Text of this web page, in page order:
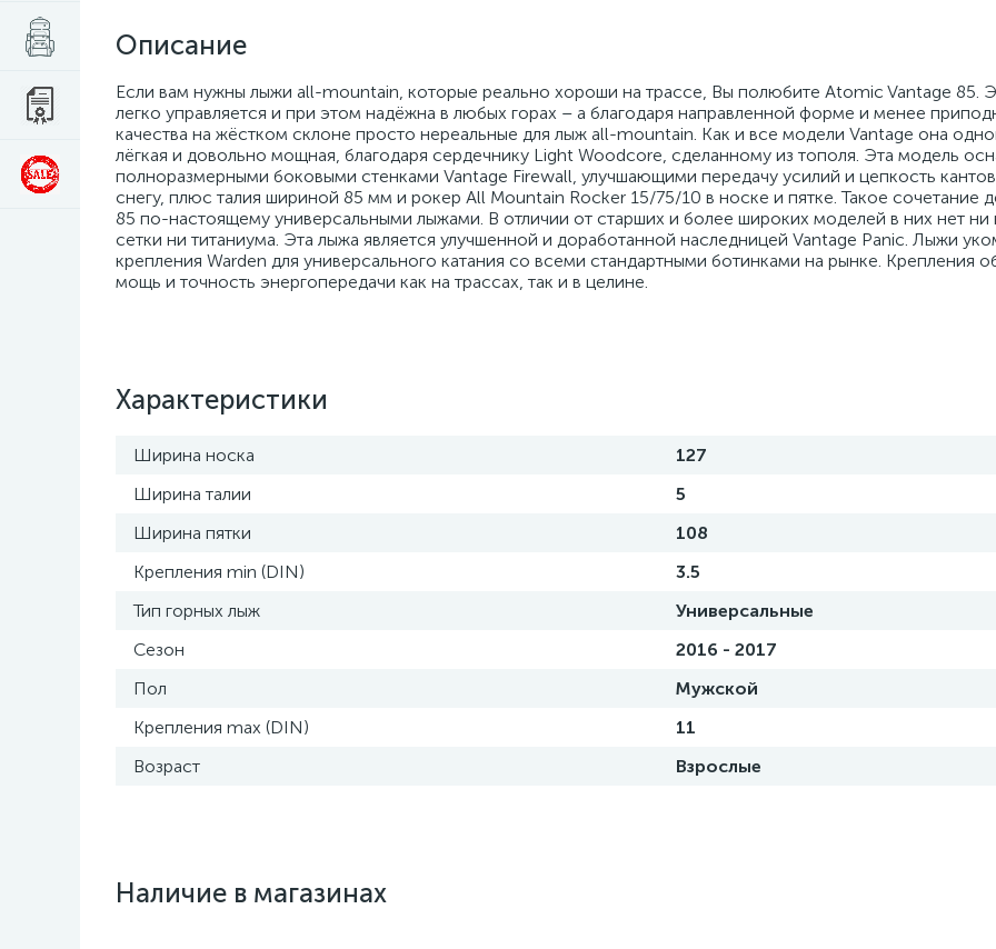
Описание
Если вам нужны лыжи all-mountain, которые реально хороши на трассе, Вы полюбите Atomic Vantage 85.
легко управляется и при этом надёжна в любых горах – а благодаря направленной форме и менее
качества на жёстком склоне просто нереальные для лыж all-mountain. Как и все модели Vantage она
лёгкая и довольно мощная, благодаря сердечнику Light Woodcore, сделанному из тополя. Эта модель
полноразмерными боковыми стенками Vantage Firewall, улучшающими передачу усилий и цепкость
снегу, плюс талия шириной 85 мм и рокер All Mountain Rocker 15/75/10 в носке и пятке. Такое сочетание
85 по-настоящему универсальными лыжами. В отличии от старших и более широких моделей в них нет ни
сетки ни титаниума. Эта лыжа является улучшенной и доработанной наследницей Vantage Panic. Лыжи
крепления Warden для универсального катания со всеми стандартными ботинками на рынке. Крепления
мощь и точность энергопередачи как на трассах, так и в целине.
Характеристики
Ширина носка
127
Ширина талии
5
Ширина пятки
108
Крепления min (DIN)
3.5
Тип горных лыж
Универсальные
Сезон
2016 - 2017
Пол
Мужской
Крепления max (DIN)
11
Возраст
Взрослые
Наличие в магазинах